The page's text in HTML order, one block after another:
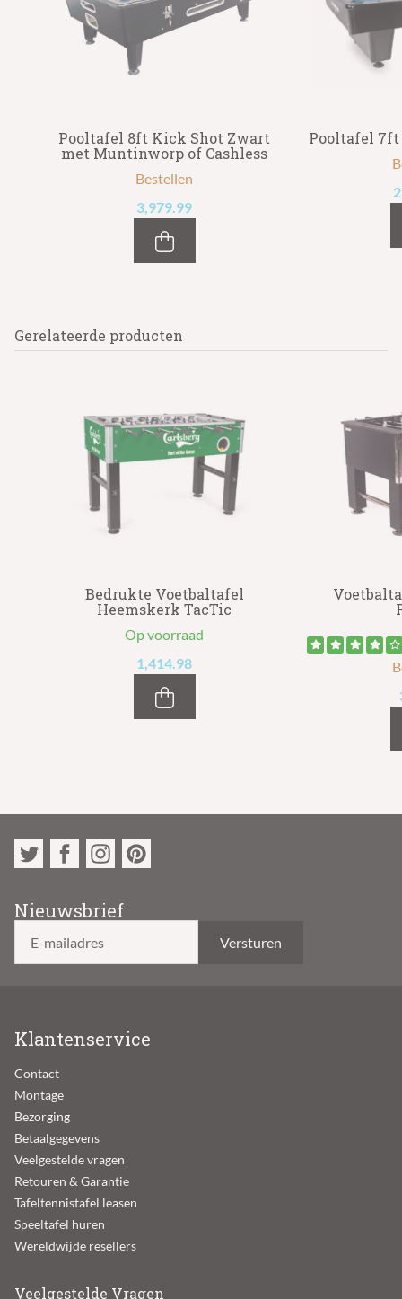
Pooltafel 8ft Kick Shot Zwart
met Muntinworp of Cashless
Bestellen
3,979.99
Pooltafel 7ft
Gerelateerde producten
Bedrukte Voetbaltafel
Heemskerk TacTic
Op voorraad
1,414.98
Nieuwsbrief
E-mailadres
Klantenservice
Contact
Montage
Bezorging
Betaalgegevens
Veelgestelde vragen
Retouren & Garantie
Tafeltennistafel leasen
Speeltafel huren
Wereldwijde resellers
Veelgestelde Vragen